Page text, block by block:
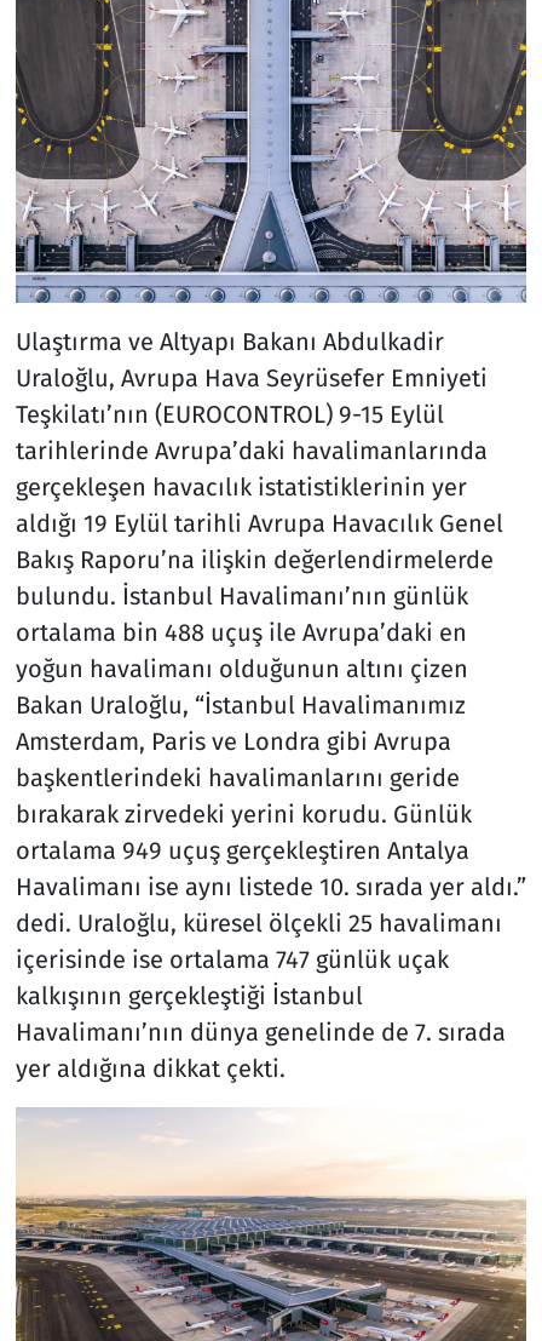
Ulaştırma ve Altyapı Bakanı Abdulkadir
Uraloğlu, Avrupa Hava Seyrüsefer Emniyeti
Teşkilatı’nın (EUROCONTROL) 9-15 Eylül
tarihlerinde Avrupa’daki havalimanlarında
gerçekleşen havacılık istatistiklerinin yer
aldığı 19 Eylül tarihli Avrupa Havacılık Genel
Bakış Raporu’na ilişkin değerlendirmelerde
bulundu. İstanbul Havalimanı’nın günlük
ortalama bin 488 uçuş ile Avrupa’daki en
yoğun havalimanı olduğunun altını çizen
Bakan Uraloğlu, “İstanbul Havalimanımız
Amsterdam, Paris ve Londra gibi Avrupa
başkentlerindeki havalimanlarını geride
bırakarak zirvedeki yerini korudu. Günlük
ortalama 949 uçuş gerçekleştiren Antalya
Havalimanı ise aynı listede 10. sırada yer aldı.”
dedi. Uraloğlu, küresel ölçekli 25 havalimanı
içerisinde ise ortalama 747 günlük uçak
kalkışının gerçekleştiği İstanbul
Havalimanı’nın dünya genelinde de 7. sırada
yer aldığına dikkat çekti.